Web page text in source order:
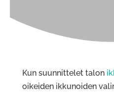
Kun suunnittelet talon
oikeiden ikkunoiden